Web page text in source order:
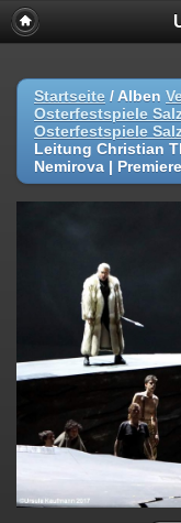
Startseite / Alben
Osterfestspiele
Osterfestspiele
Leitung Christian
Nemirova |